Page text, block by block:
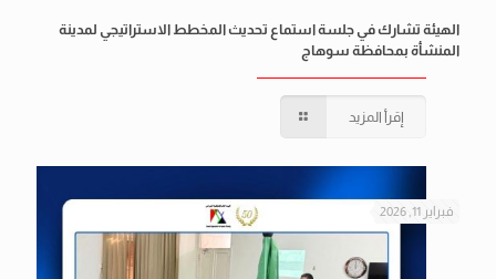
الهيئة تشارك في جلسة استماع تحديث المخطط الاستراتيجي لمدينة
المنشأة بمحافظة سوهاج
إقرأ المزيد
فبراير 11, 2026